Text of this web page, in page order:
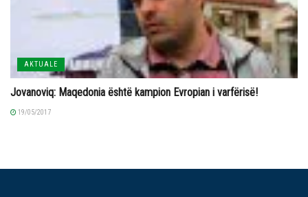
AKTUALE
Jovanoviq: Maqedonia është kampion Evropian i varfërisë!
19/05/2017